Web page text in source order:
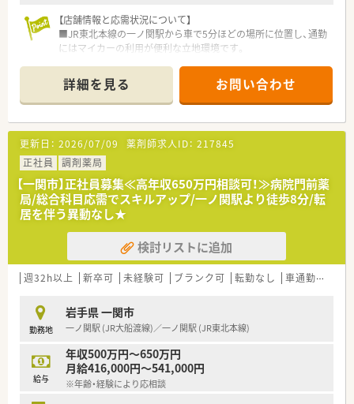
【店舗情報と応需状況について】
■JR東北本線の一ノ関駅から車で5分ほどの場所に位置し、通勤
にはマイカーの利用が便利な立地環境です。
を1日平均80枚ほど応需している店舗です。
■常勤の薬剤師が3名在籍しており、事務スタッフとも連携しな
がら円滑に業務を進めている安心の体制です。
【法人特徴について】
■市内に3店舗を展開し、地域医療に深く根差した薬局運営を行
っている安定性の高い企業です。
■30代から40代の社員が中心となり、活気ある雰囲気の中で新
しい取り組みにも積極的です。
■医師会や薬剤師会との連携が強く、在宅医療への対応など地域
での役割を重視しています。
【求人情報について】
■曜日・時間も柔軟に相談可！週1日からでも勤務OKのパート求
人です。
ワークバランス重視の方にもおすすめです。
■近隣店舗との連携が取れているため、有給休暇やお休みが取り
やすく働きやすい環境が魅力です♪
詳細を見る お問い合わせ
更新日： 2026/07/09 薬剤師求人ID： 217845
正社員
調剤薬局
【一関市】正社員募集≪高年収650万円相談可！≫病院門前薬
局/総合科目応需でスキルアップ/一ノ関駅より徒歩8分/転
居を伴う異動なし★
検討リストに追加
週32h以上 新卒可 未経験可 ブランク可 転勤なし 車通勤可
勤務地
岩手県 一関市
一ノ関駅 (JR大船渡線)／一ノ関駅 (JR東北本線)
給与
年収500万円～650万円
月給416,000円～541,000円
※年齢・経験により応相談